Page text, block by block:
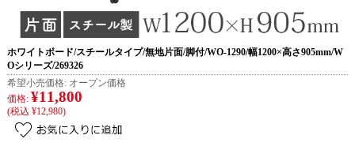
ホワイトボード/スチールタイプ/無地片面/脚付/WO-1290/幅1200×高さ905mm/W
Oシリーズ/269326
希望小売価格: オープン価格
価格: ¥11,800
(税込 ¥12,980)